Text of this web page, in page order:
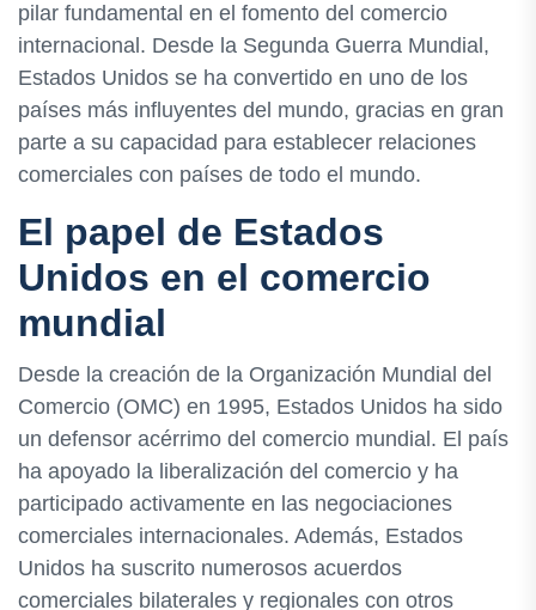
pilar fundamental en el fomento del comercio
internacional. Desde la Segunda Guerra Mundial,
Estados Unidos se ha convertido en uno de los
países más influyentes del mundo, gracias en gran
parte a su capacidad para establecer relaciones
comerciales con países de todo el mundo.
El papel de Estados
Unidos en el comercio
mundial
Desde la creación de la Organización Mundial del
Comercio (OMC) en 1995, Estados Unidos ha sido
un defensor acérrimo del comercio mundial. El país
ha apoyado la liberalización del comercio y ha
participado activamente en las negociaciones
comerciales internacionales. Además, Estados
Unidos ha suscrito numerosos acuerdos
comerciales bilaterales y regionales con otros